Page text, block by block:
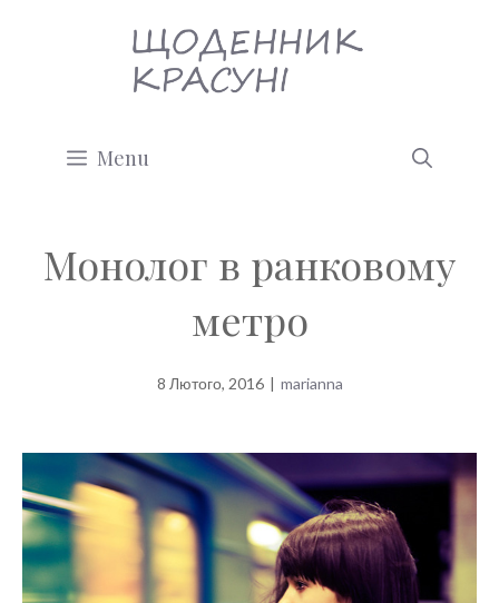
Menu
Монолог в ранковому
метро
8 Лютого, 2016 | marianna